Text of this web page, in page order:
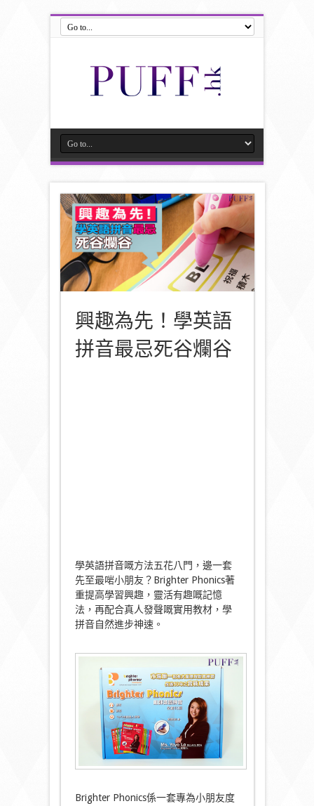
興趣為先！學英語
拼音最忌死谷爛谷
學英語拼音嘅方法五花八門，邊一套
先至最啱小朋友？Brighter Phonics著
重提高學習興趣，靈活有趣嘅記憶
法，再配合真人發聲嘅實用教材，學
拼音自然進步神速。
Brighter Phonics係一套專為小朋友度